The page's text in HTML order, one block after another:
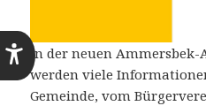
In der neuen
werden viele
Gemeinde, vom